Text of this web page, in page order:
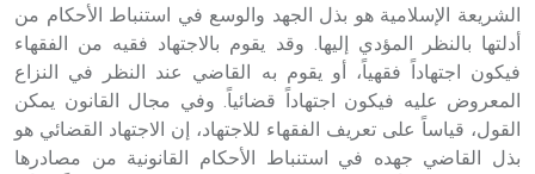
- هل تعلم أن أبجر Abgar اسم معروف جيداً يعود إلى عدد من
الملوك الذين حكموا مدينة إديسا (الرها) من أبجر الأول وحتى
التاسع، وهم ينتسبون إلى أسرة أوسروين
الشريعة الإسلامية هو بذل الجهد والوسع في استنباط الأحكام من
أدلتها بالنظر المؤدي إليها. وقد يقوم بالاجتهاد فقيه من الفقهاء
فيكون اجتهاداً فقهياً، أو يقوم به القاضي عند النظر في النزاع
المعروض عليه فيكون اجتهاداً قضائياً. وفي مجال القانون يمكن
القول، قياساً على تعريف الفقهاء للاجتهاد، إن الاجتهاد القضائي هو
بذل القاضي جهده في استنباط الأحكام القانونية من مصادرها